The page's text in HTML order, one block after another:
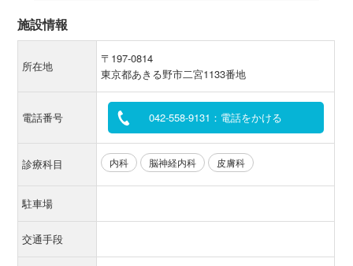
施設情報
所在地
〒197-0814
東京都あきる野市二宮1133番地
電話番号 042-558-9131：電話をかける
診療科目 内科 脳神経内科 皮膚科
駐車場
交通手段